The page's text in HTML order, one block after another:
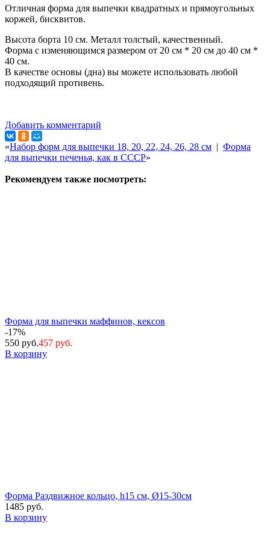
Отличная форма для выпечки квадратных и прямоугольных
коржей, бисквитов.
Высота борта 10 см. Металл толстый, качественный.
Форма с изменяющимся размером от 20 см * 20 см до 40 см *
40 см.
В качестве основы (дна) вы можете использовать любой
подходящий противень.
Добавить комментарий
«Набор форм для выпечки 18, 20, 22, 24, 26, 28 см | Форма
для выпечки печенья, как в СССР»
Рекомендуем также посмотреть:
Форма для выпечки маффинов, кексов
-17%
550 руб.457 руб.
В корзину
Форма Раздвижное кольцо, h15 см, Ø15-30см
1485 руб.
В корзину